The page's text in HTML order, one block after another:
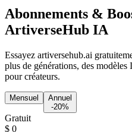
Abonnements &
ArtiverseHub IA
Essayez artiversehub.ai
plus de générations, des
pour créateurs.
Mensuel
Annuel
-20%
Gratuit
$ 0